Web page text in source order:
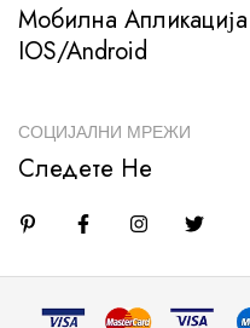
Мобилна Апликација
IOS/Android
СОЦИЈАЛНИ МРЕЖИ
Следете Не